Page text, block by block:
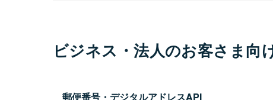
ビジネス・法人のお客さま向
郵便番号・デジタルアドレスAPI